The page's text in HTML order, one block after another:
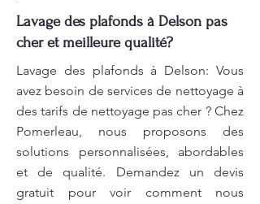
Lavage des plafonds à Delson pas
cher et meilleure qualité?
Lavage des plafonds à Delson: Vous
avez besoin de services de nettoyage à
des tarifs de nettoyage pas cher ? Chez
Pomerleau, nous proposons des
solutions personnalisées, abordables
et de qualité. Demandez un devis
gratuit pour voir comment nous